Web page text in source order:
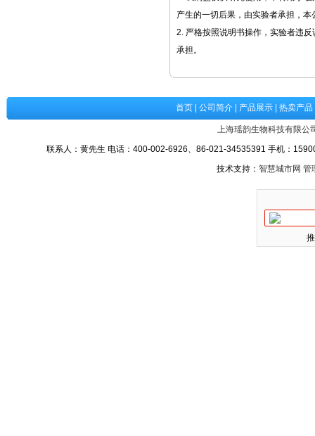
产生的一切后果，由实验者承担，本
2. 严格按照说明书操作，实验者违
承担。
首页 公司简介 产品展示 热卖产品
上海瑶韵生物科技有限公
联系人：黄先生 电话：400-002-6926、86-021-34535391 手机：
技术支持： 智慧城市网 管